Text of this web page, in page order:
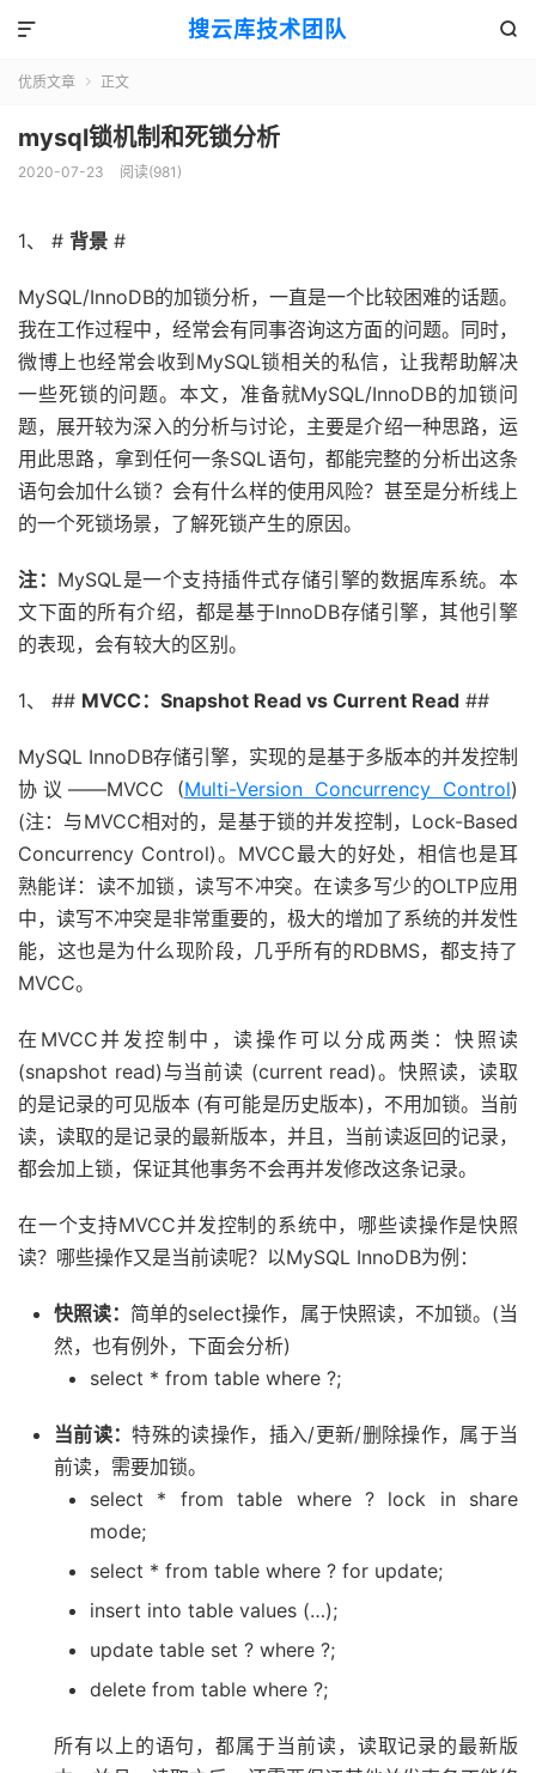
搜云库技术团队 

优质文章  正文
mysql锁机制和死锁分析
2020-07-23 阅读(981 )
1、 # 背景 #
MySQL/InnoDB的加锁分析，一直是一个比较困难的话题。
我在工作过程中，经常会有同事咨询这方面的问题。同时，
微博上也经常会收到MySQL锁相关的私信，让我帮助解决
一些死锁的问题。本文，准备就MySQL/InnoDB的加锁问
题，展开较为深入的分析与讨论，主要是介绍一种思路，运
用此思路，拿到任何一条SQL语句，都能完整的分析出这条
语句会加什么锁？会有什么样的使用风险？甚至是分析线上
的一个死锁场景，了解死锁产生的原因。
注： MySQL是一个支持插件式存储引擎的数据库系统。本
文下面的所有介绍，都是基于InnoDB存储引擎，其他引擎
的表现，会有较大的区别。
1、 ## MVCC：Snapshot Read vs Current Read ##
MySQL InnoDB存储引擎，实现的是基于多版本的并发控制
协议——MVCC (Multi-Version Concurrency Control)
(注：与MVCC相对的，是基于锁的并发控制，Lock-Based
Concurrency Control)。MVCC最大的好处，相信也是耳
熟能详：读不加锁，读写不冲突。在读多写少的OLTP应用
中，读写不冲突是非常重要的，极大的增加了系统的并发性
能，这也是为什么现阶段，几乎所有的RDBMS，都支持了
MVCC。
在MVCC并发控制中，读操作可以分成两类：快照读
(snapshot read)与当前读 (current read)。快照读，读取
的是记录的可见版本 (有可能是历史版本)，不用加锁。当前
读，读取的是记录的最新版本，并且，当前读返回的记录，
都会加上锁，保证其他事务不会再并发修改这条记录。
在一个支持MVCC并发控制的系统中，哪些读操作是快照
读？哪些操作又是当前读呢？以MySQL InnoDB为例：
快照读： 简单的select操作，属于快照读，不加锁。(当
然，也有例外，下面会分析)
select * from table where ?;
当前读：特殊的读操作，插入/更新/删除操作，属于当
前读，需要加锁。
select * from table where ? lock in share
mode;
select * from table where ? for update;
insert into table values (…);
update table set ? where ?;
delete from table where ?;
所有以上的语句，都属于当前读，读取记录的最新版